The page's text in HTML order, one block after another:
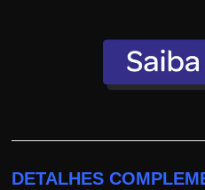
DETALHES